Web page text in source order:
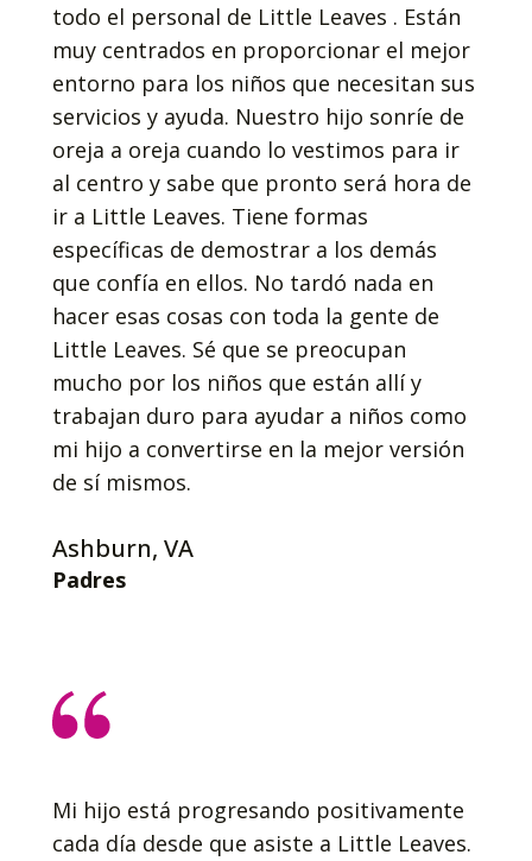
todo el personal de Little Leaves . Están
muy centrados en proporcionar el mejor
entorno para los niños que necesitan sus
servicios y ayuda. Nuestro hijo sonríe de
oreja a oreja cuando lo vestimos para ir
al centro y sabe que pronto será hora de
ir a Little Leaves. Tiene formas
específicas de demostrar a los demás
que confía en ellos. No tardó nada en
hacer esas cosas con toda la gente de
Little Leaves. Sé que se preocupan
mucho por los niños que están allí y
trabajan duro para ayudar a niños como
mi hijo a convertirse en la mejor versión
de sí mismos.
Ashburn, VA
Padres
Mi hijo está progresando positivamente
cada día desde que asiste a Little Leaves.